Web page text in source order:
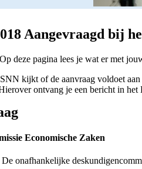
Aangevraagd bij
deze pagina lees je wat er met
kijkt of de aanvraag voldoet
ontvang je een bericht in
Economische Zaken
onafhankelijke